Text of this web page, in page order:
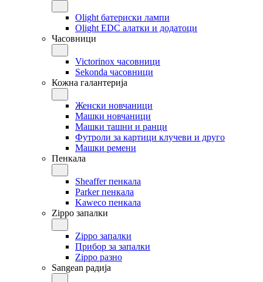
Olight батериски лампи
Olight EDC алатки и додатоци
Часовници
Victorinox часовници
Sekonda часовници
Кожна галантерија
Женски новчаници
Машки новчаници
Машки ташни и ранци
Футроли за картици клучеви и друго
Машки ремени
Пенкала
Sheaffer пенкала
Parker пенкала
Kaweco пенкала
Zippo запалки
Zippo запалки
Прибор за запалки
Zippo разно
Sangean радија